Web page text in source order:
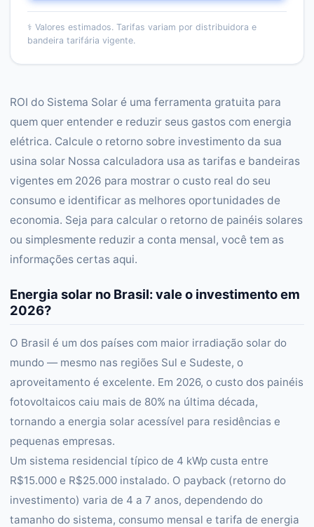
⚕️ Valores estimados. Tarifas variam por distribuidora e
bandeira tarifária vigente.
ROI do Sistema Solar é uma ferramenta gratuita para
quem quer entender e reduzir seus gastos com energia
elétrica. Calcule o retorno sobre investimento da sua
usina solar Nossa calculadora usa as tarifas e bandeiras
vigentes em 2026 para mostrar o custo real do seu
consumo e identificar as melhores oportunidades de
economia. Seja para calcular o retorno de painéis solares
ou simplesmente reduzir a conta mensal, você tem as
informações certas aqui.
Energia solar no Brasil: vale o investimento em
2026?
O Brasil é um dos países com maior irradiação solar do
mundo — mesmo nas regiões Sul e Sudeste, o
aproveitamento é excelente. Em 2026, o custo dos painéis
fotovoltaicos caiu mais de 80% na última década,
tornando a energia solar acessível para residências e
pequenas empresas.
Um sistema residencial típico de 4 kWp custa entre
R$15.000 e R$25.000 instalado. O payback (retorno do
investimento) varia de 4 a 7 anos, dependendo do
tamanho do sistema, consumo mensal e tarifa de energia